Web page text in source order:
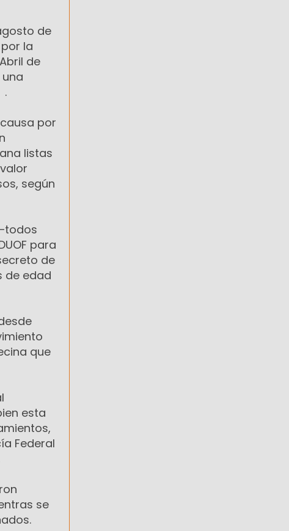
de
la
de
.
por
listas
según
para
de
de edad
que
esta
Federal
se